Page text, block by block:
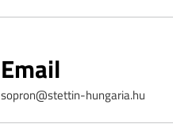
Email
sopron@stettin-hungaria.hu